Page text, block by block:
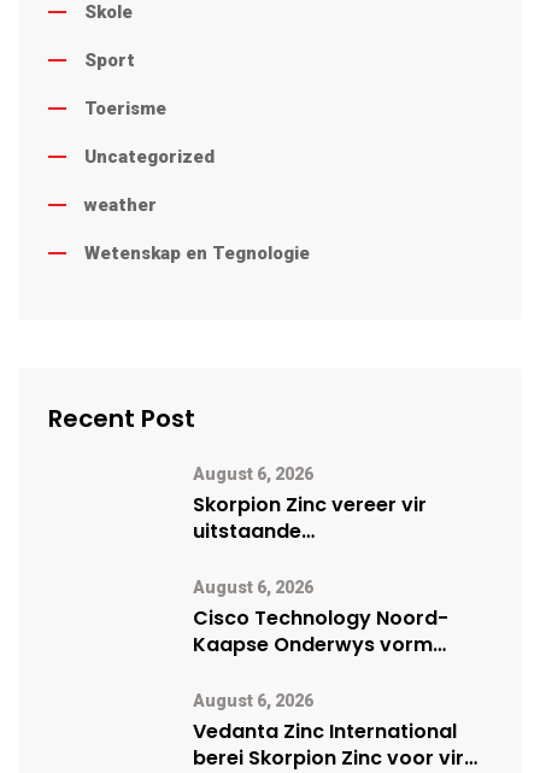
Skole
Sport
Toerisme
Uncategorized
weather
Wetenskap en Tegnologie
Recent Post
August 6, 2026
Skorpion Zinc vereer vir
uitstaande
Namibië Mynbou Ekspo
August 6, 2026
Cisco Technology Noord-
Kaapse Onderwys vorm
vennootskap
August 6, 2026
Vedanta Zinc International
berei Skorpion Zinc voor vir